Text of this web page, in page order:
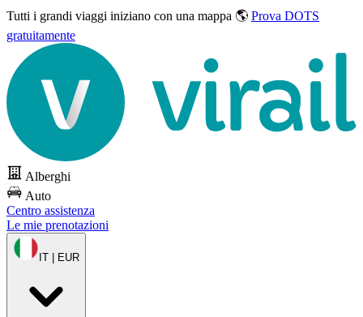
Tutti i grandi viaggi iniziano con una mappa 🌎 Prova DOTS
gratuitamente
Alberghi
Auto
Centro assistenza
Le mie prenotazioni
IT | EUR